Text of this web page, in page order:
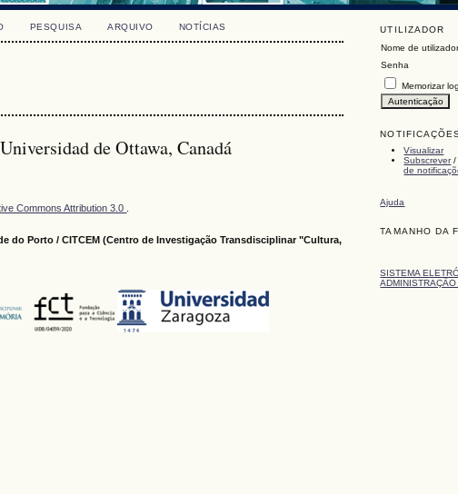
UTILIZADOR
Nome de
Senha
Memorizar
Visualizar
Subscrever
de
Ajuda
TAMANHO DA
SISTEMA
PESQUISA ARQUIVO NOTÍCIAS
de Ottawa, Canadá
Commons Attribution 3.0
do Porto / CITCEM (Centro de Investigação Transdisciplinar "Cultura,